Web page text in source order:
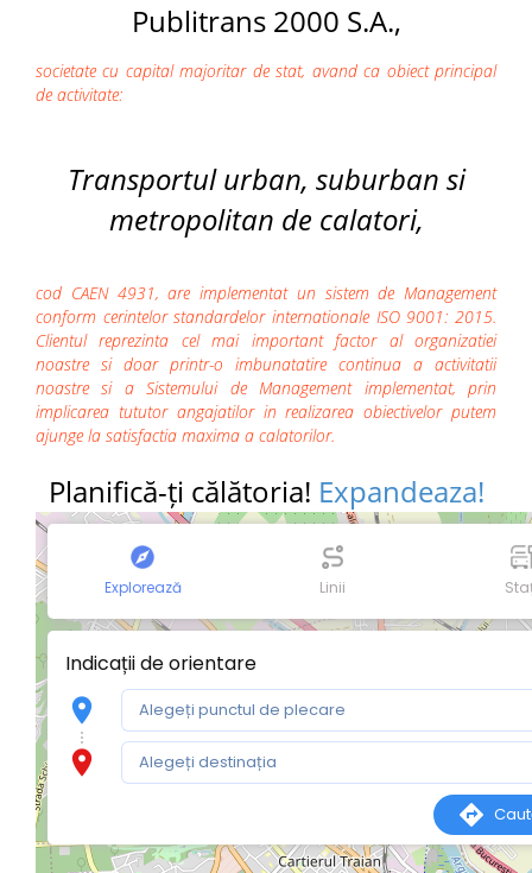
Publitrans 2000 S.A.,
societate cu capital majoritar de stat, avand ca obiect principal
de activitate:
Transportul urban, suburban si
metropolitan de calatori,
cod CAEN 4931, are implementat un sistem de Management
conform cerintelor standardelor internationale ISO 9001: 2015.
Clientul reprezinta cel mai important factor al organizatiei
noastre si doar printr-o imbunatatire continua a activitatii
noastre si a Sistemului de Management implementat, prin
implicarea tututor angajatilor in realizarea obiectivelor putem
ajunge la satisfactia maxima a calatorilor.
Planifică-ți călătoria! Expandeaza!